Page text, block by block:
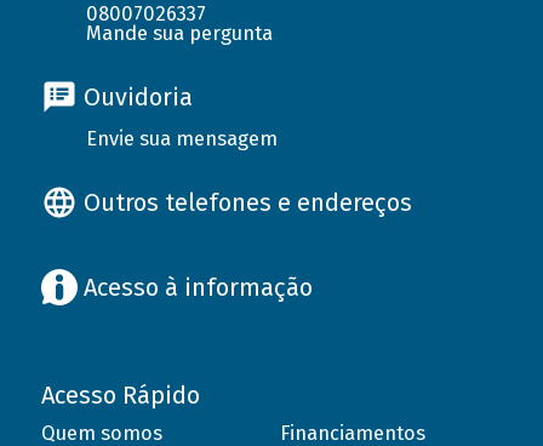
08007026337
Mande sua pergunta
Ouvidoria
Envie sua mensagem
Outros telefones e endereços
Acesso à informação
Acesso Rápido
Quem somos
Financiamentos